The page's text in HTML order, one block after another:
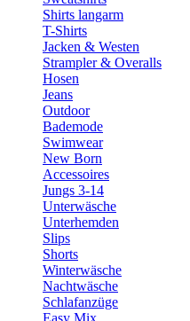
Shirts langarm
T-Shirts
Jacken & Westen
Strampler & Overalls
Hosen
Jeans
Outdoor
Bademode
Swimwear
New Born
Accessoires
Jungs 3-14
Unterwäsche
Unterhemden
Slips
Shorts
Winterwäsche
Nachtwäsche
Schlafanzüge
Easy Mix